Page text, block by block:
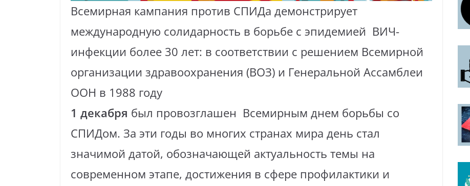
Всемирная кампания против СПИДа демонстрирует
международную солидарность в борьбе с эпидемией ВИЧ-
инфекции более 30 лет: в соответствии с решением Всемирной
организации здравоохранения (ВОЗ) и Генеральной Ассамблеи
ООН в 1988 году
1 декабря был провозглашен Всемирным днем борьбы со
СПИДом. За эти годы во многих странах мира день стал
значимой датой, обозначающей актуальность темы на
современном этапе, достижения в сфере профилактики и